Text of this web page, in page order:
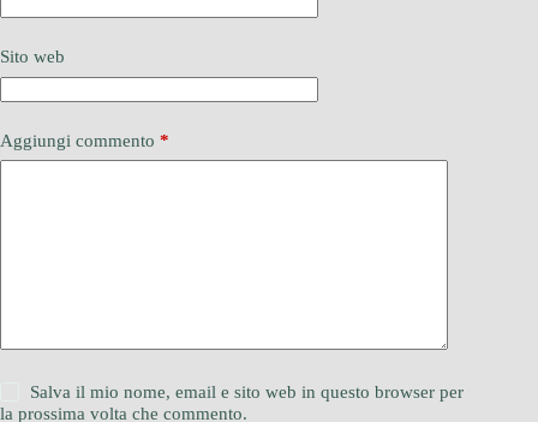
Sito web
Aggiungi commento *
Salva il mio nome, email e sito web in questo browser per
la prossima volta che commento.